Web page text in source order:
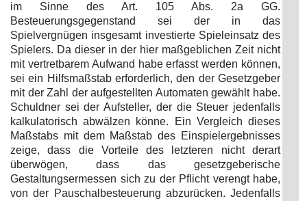
im Sinne des Art. 105 Abs. 2a GG.
Besteuerungsgegenstand sei der in das
Spielvergnügen insgesamt investierte Spieleinsatz des
Spielers. Da dieser in der hier maßgeblichen Zeit nicht
mit vertretbarem Aufwand habe erfasst werden können,
sei ein Hilfsmaßstab erforderlich, den der Gesetzgeber
mit der Zahl der aufgestellten Automaten gewählt habe.
Schuldner sei der Aufsteller, der die Steuer jedenfalls
kalkulatorisch abwälzen könne. Ein Vergleich dieses
Maßstabs mit dem Maßstab des Einspielergebnisses
zeige, dass die Vorteile des letzteren nicht derart
überwögen, dass das gesetzgeberische
Gestaltungsermessen sich zu der Pflicht verengt habe,
von der Pauschalbesteuerung abzurücken. Jedenfalls